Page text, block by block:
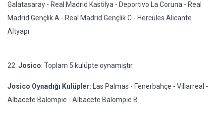
Galatasaray - Real Madrid Kastilya - Deportivo La Coruna - Real
Madrid Gençlik A - Real Madrid Gençlik C - Hercules Alicante
Altyapı
22. Josico: Toplam 5 kulüpte oynamıştır.
Josico Oynadığı Kulüpler: Las Palmas - Fenerbahçe - Villarreal -
Albacete Balompie - Albacete Balompie B